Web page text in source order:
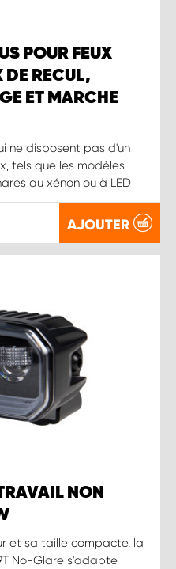
POUR FEUX
DE RECUL,
ET MARCHE
ne disposent pas d'un
tels que les modèles
au xénon ou à LED
AJOUTER
NON
et sa taille compacte, la
No-Glare s'adapte